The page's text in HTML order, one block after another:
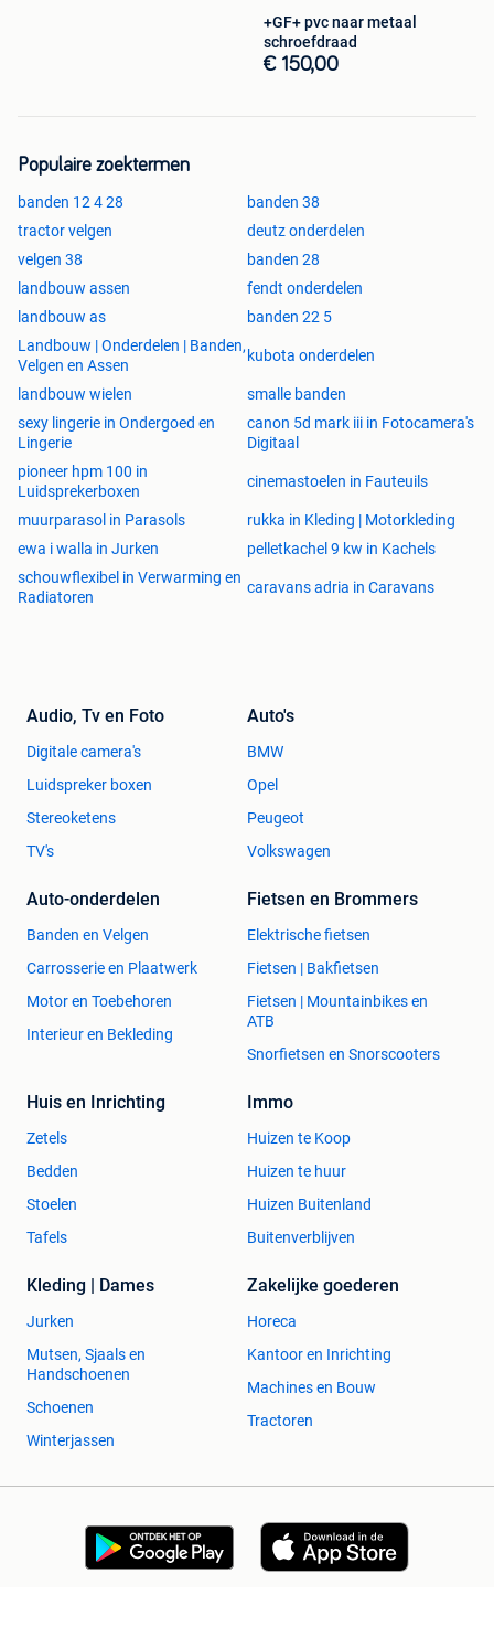
+GF+ pvc naar metaal
schroefdraad
€ 150,00
Populaire zoektermen
banden 12 4 28
banden 38
tractor velgen
deutz onderdelen
velgen 38
banden 28
landbouw assen
fendt onderdelen
landbouw as
banden 22 5
Landbouw | Onderdelen | Banden,
Velgen en Assen
kubota onderdelen
landbouw wielen
smalle banden
sexy lingerie in Ondergoed en
Lingerie
canon 5d mark iii in Fotocamera's
Digitaal
pioneer hpm 100 in
Luidsprekerboxen
cinemastoelen in Fauteuils
muurparasol in Parasols
rukka in Kleding | Motorkleding
ewa i walla in Jurken
pelletkachel 9 kw in Kachels
schouwflexibel in Verwarming en
Radiatoren
caravans adria in Caravans
Audio, Tv en Foto
Digitale camera's
Luidspreker boxen
Stereoketens
TV's
Auto's
BMW
Opel
Peugeot
Volkswagen
Auto-onderdelen
Banden en Velgen
Carrosserie en Plaatwerk
Motor en Toebehoren
Interieur en Bekleding
Fietsen en Brommers
Elektrische fietsen
Fietsen | Bakfietsen
Fietsen | Mountainbikes en
ATB
Snorfietsen en Snorscooters
Huis en Inrichting
Zetels
Bedden
Stoelen
Tafels
Immo
Huizen te Koop
Huizen te huur
Huizen Buitenland
Buitenverblijven
Kleding | Dames
Jurken
Mutsen, Sjaals en
Handschoenen
Schoenen
Winterjassen
Zakelijke goederen
Horeca
Kantoor en Inrichting
Machines en Bouw
Tractoren